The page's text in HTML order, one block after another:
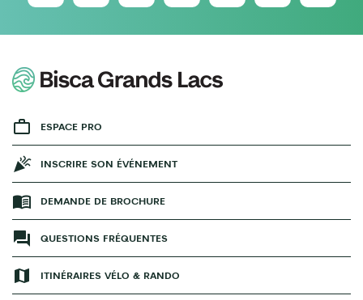
ESPACE PRO
INSCRIRE SON ÉVÉNEMENT
DEMANDE DE BROCHURE
QUESTIONS FRÉQUENTES
ITINÉRAIRES VÉLO & RANDO